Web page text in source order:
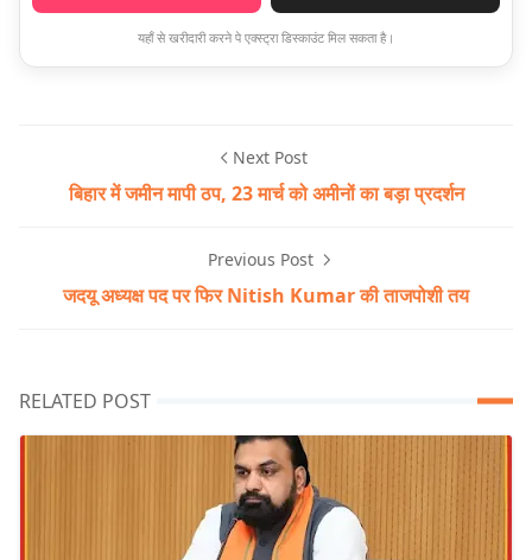
यहाँ से खरीदारी करने पे एक्स्ट्रा डिस्काउंट मिल सकता है।
Next Post
बिहार में जमीन मापी ठप, 23 मार्च को अमीनों का बड़ा प्रदर्शन
Previous Post
जदयू अध्यक्ष पद पर फिर Nitish Kumar की ताजपोशी तय
RELATED POST